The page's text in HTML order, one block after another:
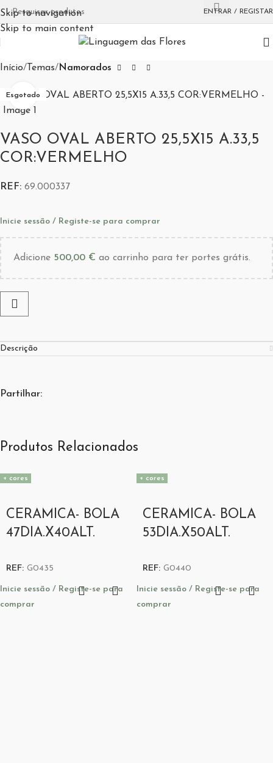
Skip to navigation
Skip to main content
ENTRAR / REGISTAR
Início Temas Namorados
EsgotadoAumentar Imagem
VASO OVAL ABERTO 25,5X15 A.33,5
COR:VERMELHO
REF: 69.000337
Inicie sessão / Registe-se para comprar
Adicione 500,00 € ao carrinho para ter portes grátis.
Descrição
Partilhar:
Produtos Relacionados
+ cores
CERAMICA- BOLA
47DIA.X40ALT.
REF: G0435
Inicie sessão / Registe-se para
comprar
+ cores
CERAMICA- BOLA
53DIA.X50ALT.
REF: G0440
Inicie sessão / Registe-se para
comprar